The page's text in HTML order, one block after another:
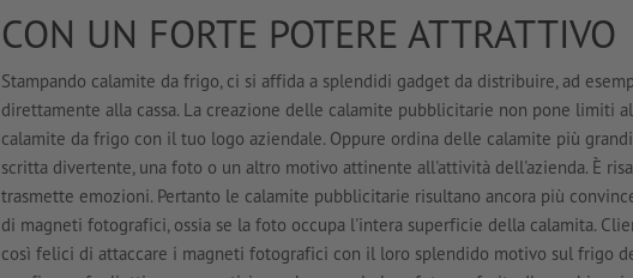
CON UN FORTE POTERE ATTRATTIVO
Stampando calamite da frigo, ci si affida a splendidi gadget da distribuire, ad
direttamente alla cassa. La creazione delle calamite pubblicitarie non pone limiti
calamite da frigo con il tuo logo aziendale. Oppure ordina delle calamite più
scritta divertente, una foto o un altro motivo attinente all'attività dell'azienda. È
trasmette emozioni. Pertanto le calamite pubblicitarie risultano ancora più
di magneti fotografici, ossia se la foto occupa l'intera superficie della calamita.
così felici di attaccare i magneti fotografici con il loro splendido motivo sul frigo